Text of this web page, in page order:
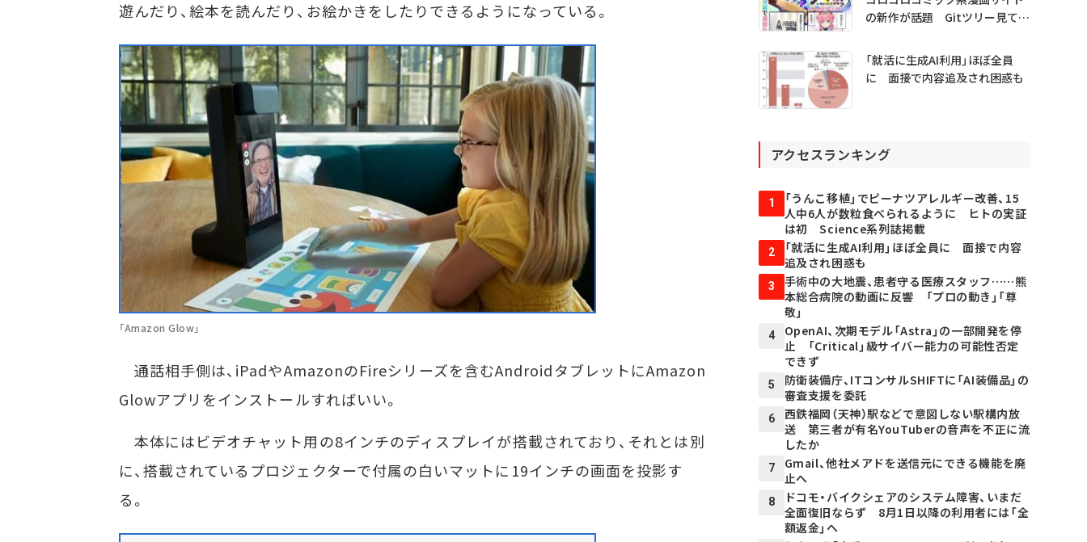
遊んだり、絵本を読んだり、お絵かきをしたりできるようになっている。
「Amazon Glow」
通話相手側は、iPadやAmazonのFireシリーズを含むAndroidタブレットにAmazon
Glowアプリをインストールすればいい。
本体にはビデオチャット用の8インチのディスプレイが搭載されており、それとは別
に、搭載されているプロジェクターで付属の白いマットに19インチの画面を投影す
る。
の新作が話題 Gitツリー見てガ
「就活に生成AI利用」ほぼ全員
に 面接で内容追及され困惑も
アクセスランキング
1
「うんこ移植」でピーナツアレルギー改善、15
人中6人が数粒食べられるように ヒトの実証
は初 Science系列誌掲載
2
「就活に生成AI利用」ほぼ全員に 面接で内容
追及され困惑も
3
手術中の大地震、患者守る医療スタッフ……熊
本総合病院の動画に反響 「プロの動き」「尊
敬」
4
OpenAI、次期モデル「Astra」の一部開発を停
止 「Critical」級サイバー能力の可能性否定
できず
5
防衛装備庁、ITコンサルSHIFTに「AI装備品」の
審査支援を委託
6
西鉄福岡（天神）駅などで意図しない駅構内放
送 第三者が有名YouTuberの音声を不正に流
したか
7
Gmail、他社メアドを送信元にできる機能を廃
止へ
8
ドコモ・バイクシェアのシステム障害、いまだ
全面復旧ならず 8月1日以降の利用者には「全
額返金」へ